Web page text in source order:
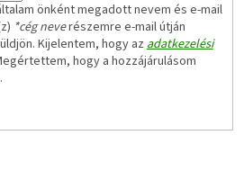
önként megadott nevem és e-mail
*cég neverészemre e-mail útján
Kijelentem, hogy azadatkezelési
hogy a hozzájárulásom